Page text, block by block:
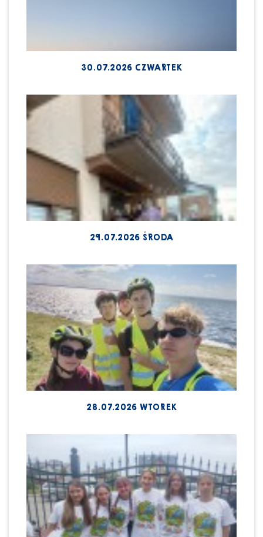
30.07.2026 CZWARTEK
29.07.2026 ŚRODA
28.07.2026 WTOREK